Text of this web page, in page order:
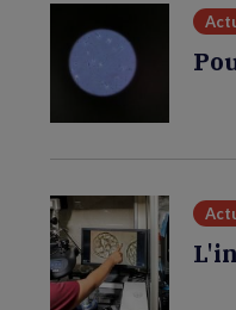
réactualiser
page.